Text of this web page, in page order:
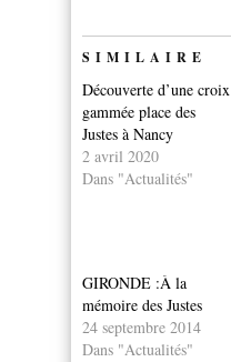
SIMILAIRE
Découverte d’une croix
gammée place des
Justes à Nancy
2 avril 2020
Dans "Actualités"
GIRONDE :À la
mémoire des Justes
24 septembre 2014
Dans "Actualités"